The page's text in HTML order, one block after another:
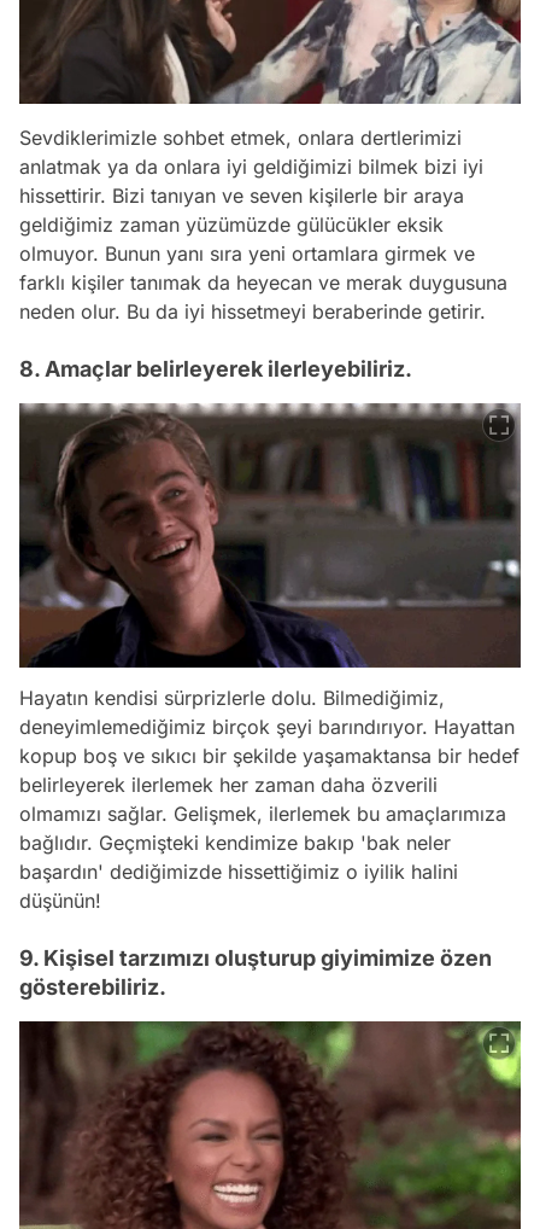
Sevdiklerimizle sohbet etmek, onlara dertlerimizi
anlatmak ya da onlara iyi geldiğimizi bilmek bizi iyi
hissettirir. Bizi tanıyan ve seven kişilerle bir araya
geldiğimiz zaman yüzümüzde gülücükler eksik
olmuyor. Bunun yanı sıra yeni ortamlara girmek ve
farklı kişiler tanımak da heyecan ve merak duygusuna
neden olur. Bu da iyi hissetmeyi beraberinde getirir.
8. Amaçlar belirleyerek ilerleyebiliriz.
Hayatın kendisi sürprizlerle dolu. Bilmediğimiz,
deneyimlemediğimiz birçok şeyi barındırıyor. Hayattan
kopup boş ve sıkıcı bir şekilde yaşamaktansa bir hedef
belirleyerek ilerlemek her zaman daha özverili
olmamızı sağlar. Gelişmek, ilerlemek bu amaçlarımıza
bağlıdır. Geçmişteki kendimize bakıp 'bak neler
başardın' dediğimizde hissettiğimiz o iyilik halini
düşünün!
9. Kişisel tarzımızı oluşturup giyimimize özen
gösterebiliriz.